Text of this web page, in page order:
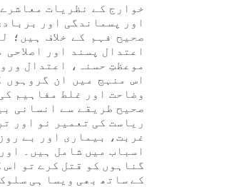
خوارج کے نظریات
اور پسماندگی اور
صحیح فہم کے خلاف ہیں؛
اعتدال پسند اور
موعظتِ حسنہ، اعتدال
اس منہج میں ان گروہوں
وضاحت اور غلط مفاہیم
صحیح طریقے سے انسانی
ریاست کی تعمیر نو اور
غربت، بیماری اور بے
اسباب میں شامل ہیں۔
گناہوں کو قتل کرے تو اس
کے ساتھ بھی ویسا ہی